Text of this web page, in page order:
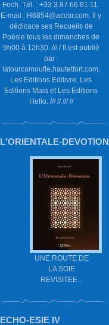
Foch. Tél. : +33.3.87.66.81.11.
E-mail : H6854@accor.com. Il y
dédicace ses Recueils de
Poésie tous les dimanches de
9h00 à 12h30. /// / Il est publié
par :
latourcamoufle.hautetfort.com,
Les Editions Edilivre, Les
Editions Maia et Les Editions
Hello. /// // /// //
L'ORIENTALE-DEVOTION
UNE ROUTE DE
LA SOIE
REVISITEE...
ECHO-ESIE IV